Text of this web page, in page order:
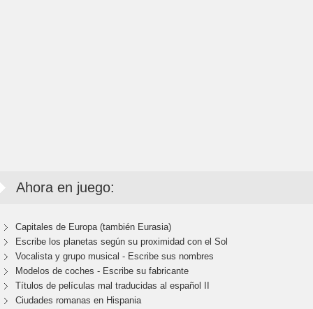
Ahora en juego:
Capitales de Europa (también Eurasia)
Escribe los planetas según su proximidad con el Sol
Vocalista y grupo musical - Escribe sus nombres
Modelos de coches - Escribe su fabricante
Títulos de películas mal traducidas al español II
Ciudades romanas en Hispania